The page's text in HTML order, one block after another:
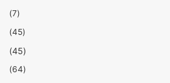
(7)
(45)
(45)
(64)